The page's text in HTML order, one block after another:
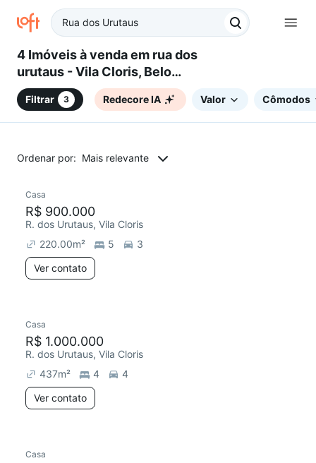
4 Imóveis à venda em rua dos
urutaus - Vila Cloris, Belo
Horizonte, MG
Filtrar 3 Redecore IA Valor Cômodos
Ordenar por: Mais relevante
Casa
R$ 900.000
R. dos Urutaus, Vila Cloris
220.00m² 5
3
Ver contato
Casa
R$ 1.000.000
R. dos Urutaus, Vila Cloris
437m² 4
4
Ver contato
Casa